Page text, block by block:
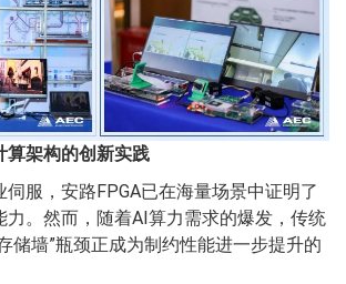
算架构的创新实践
伺服，安路FPGA已在海量场景中证明了
力。然而，随着AI算力需求的爆发，传统
储墙”瓶颈正成为制约性能进一步提升的